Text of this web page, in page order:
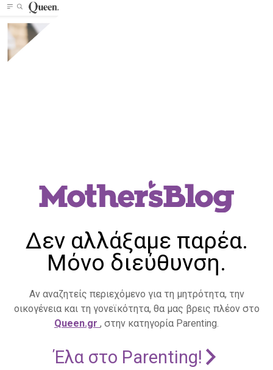
Δεν αλλάξαμε παρέα.
Μόνο διεύθυνση.
Αν αναζητείς περιεχόμενο για τη μητρότητα, την
οικογένεια και τη γονεϊκότητα, θα μας βρεις πλέον στο
Queen.gr , στην κατηγορία Parenting.
Έλα στο Parenting!